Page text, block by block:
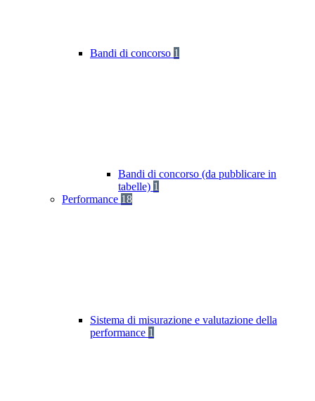
Bandi di concorso 1
Bandi di concorso (da pubblicare in
tabelle) 1
Performance 18
Sistema di misurazione e valutazione della
performance 1